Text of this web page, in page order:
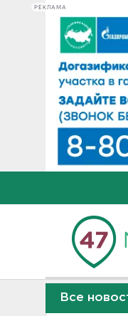
РЕКЛАМА
Все